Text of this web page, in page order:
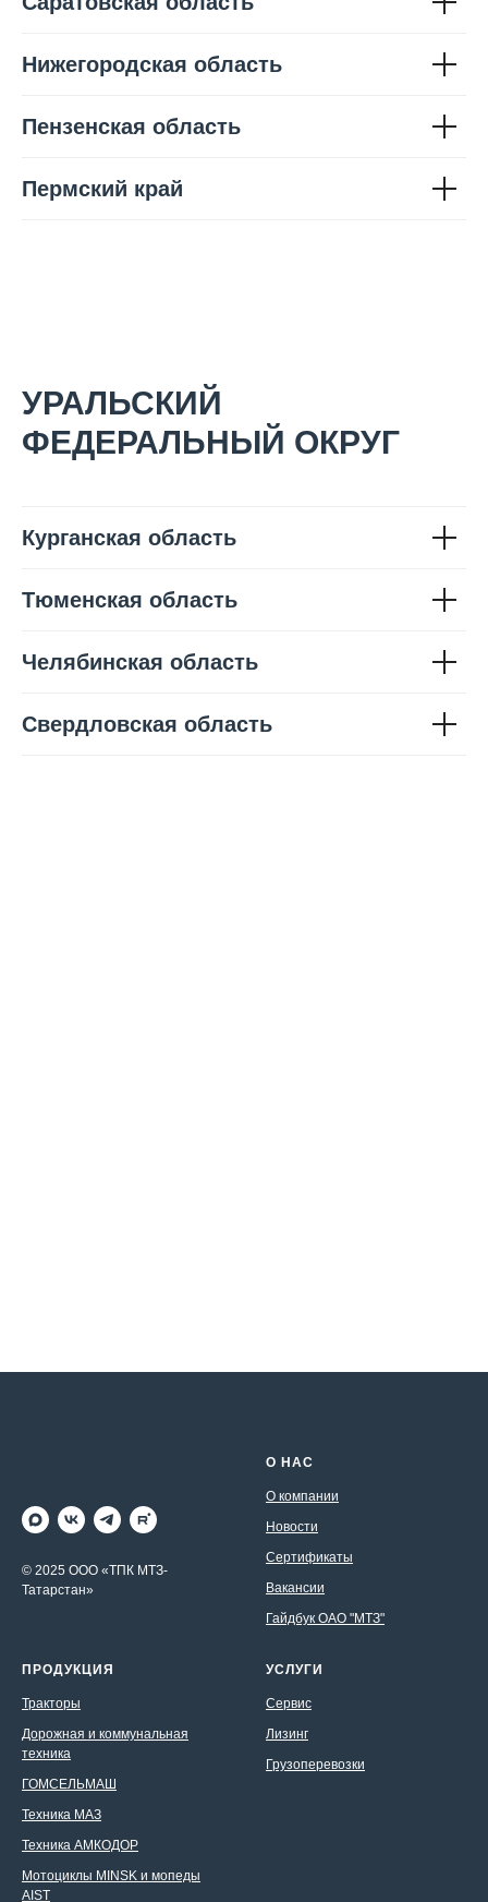
Нижегородская область
Пензенская область
Пермский край
УРАЛЬСКИЙ
ФЕДЕРАЛЬНЫЙ ОКРУГ
Курганская область
Тюменская область
Челябинская область
Свердловская область
© 2025 ООО «ТПК МТЗ-
Татарстан»
О НАС
О компании
Новости
Сертификаты
Вакансии
Гайдбук ОАО "МТЗ"
ПРОДУКЦИЯ
Тракторы
Дорожная и коммунальная
техника
ГОМСЕЛЬМАШ
Техника МАЗ
Техника АМКОДОР
Мотоциклы MINSK и мопеды
AIST
УСЛУГИ
Сервис
Лизинг
Грузоперевозки